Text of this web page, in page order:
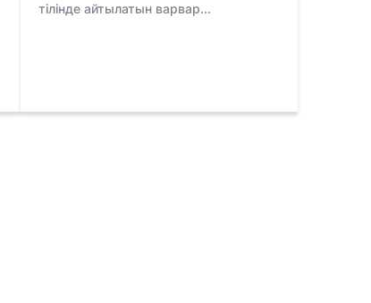
тілінде айтылатын варвар...